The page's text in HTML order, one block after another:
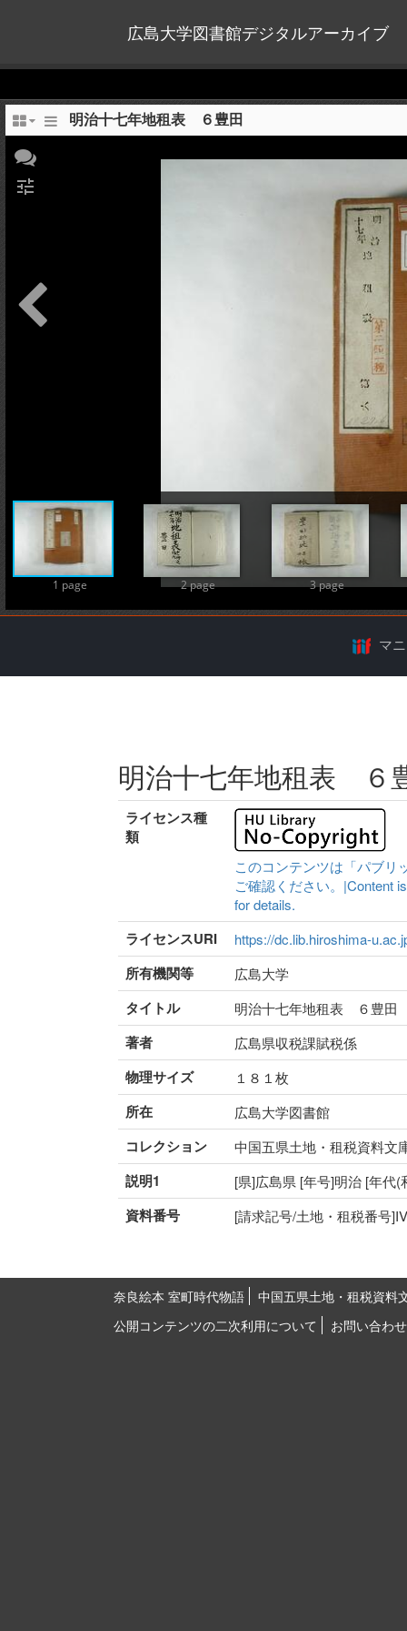
広島大学図書館デジタルアーカイブ
明治十七年地租表 ６豊田
1 page 2 page 3 page
tune
マ
明治十七年地租表 ６
ライセンス種
類
このコンテンツは「パブリ
ご確認ください。|Content
for details.
ライセンスURI https://dc.lib.hiroshima-
所有機関等 広島大学
タイトル 明治十七年地租表 ６豊田
著者 広島県収税課賦税係
物理サイズ １８１枚
所在 広島大学図書館
コレクション 中国五県土地・租税資料文
説明1 [県]広島県 [年号]明治 [年代
資料番号 [請求記号/土地・租税番号
奈良絵本 室町時代物語
中国五県土地・租税資料
公開コンテンツの二次利用について
お問い合わせ